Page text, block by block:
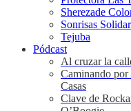
Sherezade
Sonrisas
Tejuba
Pódcast
Al cruzar la
Caminando por
Casas
Clave de